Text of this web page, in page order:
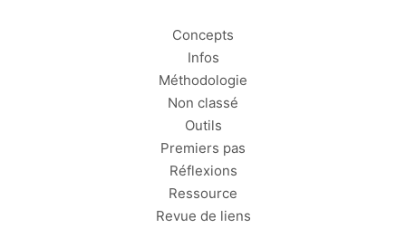
Concepts
Infos
Méthodologie
Non classé
Outils
Premiers pas
Réflexions
Ressource
Revue de liens